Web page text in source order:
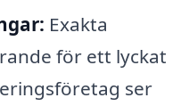
Exakta
för ett lyckat
ser